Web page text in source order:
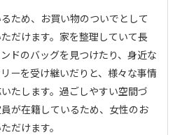
ため、お買い物のついでとして
だけます。家を整理していて長
ドのバッグを見つけたり、身近な
ーを受け継いだりと、様々な事情
たします。過ごしやすい空間づ
が在籍しているため、女性のお
だけます。